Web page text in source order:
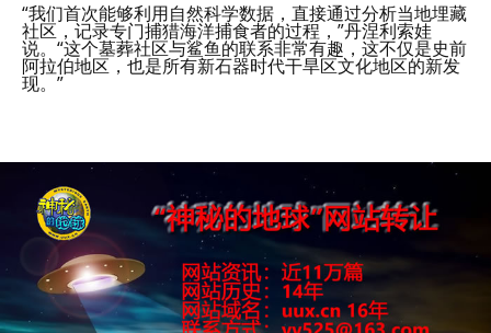
“我们首次能够利用自然科学数据，直接通过分析当地埋藏
社区，记录专门捕猎海洋捕食者的过程，”丹涅利索娃
说。“这个墓葬社区与鲨鱼的联系非常有趣，这不仅是史前
阿拉伯地区，也是所有新石器时代干旱区文化地区的新发
现。”